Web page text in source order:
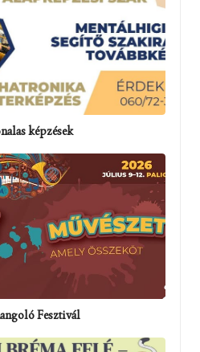
képzések
Fesztivál